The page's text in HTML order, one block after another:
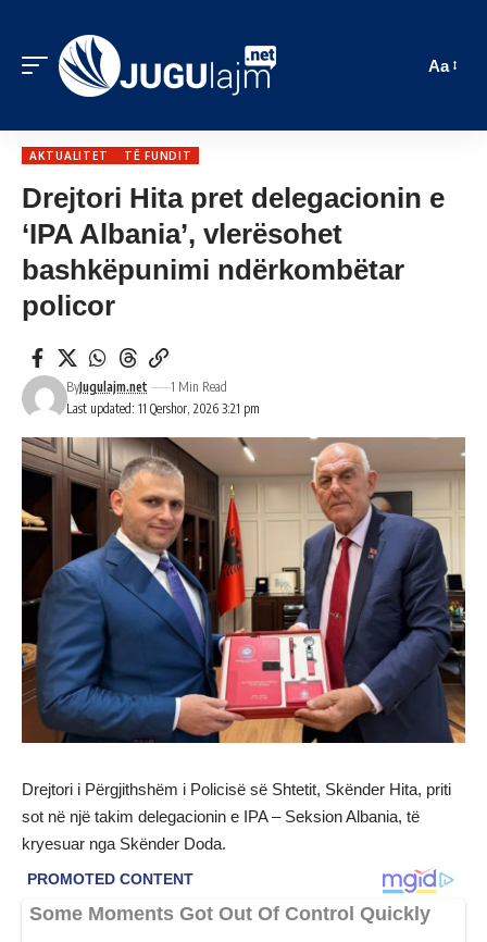
Aa
AKTUALITET TË FUNDIT
Drejtori Hita pret delegacionin e
‘IPA Albania’, vlerësohet
bashkëpunimi ndërkombëtar
policor
Last updated: 11 Qershor, 2026 3:21 pm
ByJugulajm.net 1 Min Read
Drejtori i Përgjithshëm i Policisë së Shtetit, Skënder Hita, priti
sot në një takim delegacionin e IPA – Seksion Albania, të
kryesuar nga Skënder Doda.